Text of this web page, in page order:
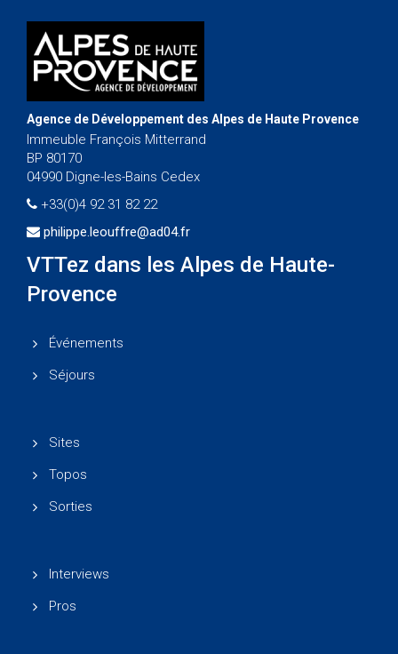
Agence de Développement des Alpes de Haute Provence
Immeuble François Mitterrand
BP 80170
04990 Digne-les-Bains Cedex
+33(0)4 92 31 82 22
philippe.leouffre@ad04.fr
VTTez dans les Alpes de Haute-
Provence
Événements
Séjours
Sites
Topos
Sorties
Interviews
Pros